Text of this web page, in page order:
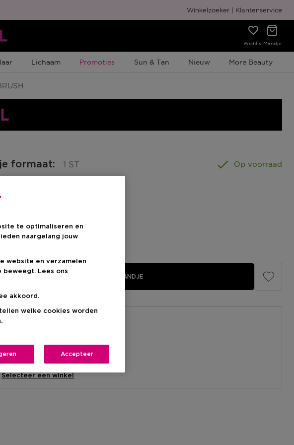
Gratis cadeauverpakking
Winkelzoeker Klantenservice
WishlistMandje
Lichaam Tijdelijke Promotie
Promoties Sun & Tan Nieuw More Beauty
je formaat: 1 ST Op voorraad
IN WINKELMANDJE
Ophalen in een winkel
Selecteer een winkel
te optimaliseren en
naargelang jouw
website en verzamelen
Lees ons
akkoord.
welke cookies worden
Accepteer